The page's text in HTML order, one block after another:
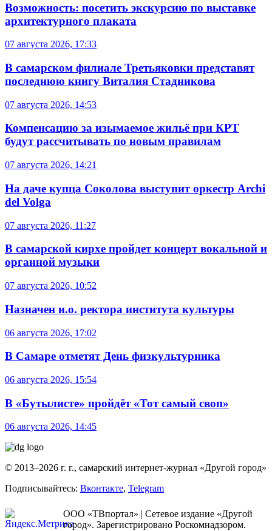
Возможность: посетить экскурсию по выставке
архитектурного плаката
07 августа 2026, 17:33
В самарском филиале Третьяковки представят
последнюю книгу Виталия Стадникова
07 августа 2026, 14:53
Компенсацию за изымаемое жильё при КРТ
будут рассчитывать по новым правилам
07 августа 2026, 14:21
На даче купца Соколова выступит оркестр Archi
del Volga
07 августа 2026, 11:27
В самарской кирхе пройдет концерт вокальной и
органной музыки
07 августа 2026, 10:52
Назначен и.о. ректора института культуры
06 августа 2026, 17:02
В Самаре отметят День физкультурника
06 августа 2026, 15:54
В «Бутылисте» пройдёт «Тот самый своп»
06 августа 2026, 14:45
© 2013–2026 г. г., самарский интернет-журнал «Другой город»
Подписывайтесь: Вконтакте, Telegram
ООО «ТВпортал» | Сетевое издание «Другой
город». Зарегистрировано Роскомнадзором.